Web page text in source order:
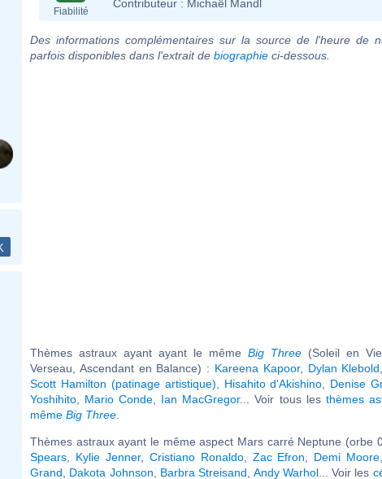
Fiabilité
Contributeur : Michaël Mandl
Des informations complémentaires sur la source de l'heure de
parfois disponibles dans l'extrait de biographie ci-dessous.
Thèmes astraux ayant ayant le même Big Three (Soleil en
Verseau, Ascendant en Balance) : Kareena Kapoor, Dylan Klebold
Scott Hamilton (patinage artistique)
Hisahito d'Akishino Denise
Yoshihito
Mario Conde Ian MacGregor... Voir tous les thèmes
même Big Three
Thèmes astraux ayant le même aspect Mars carré Neptune (orbe
Spears
Kylie Jenner, Cristiano Ronaldo, Zac Efron Demi Moore
Grand
Dakota Johnson Barbra Streisand Andy Warhol... Voir les